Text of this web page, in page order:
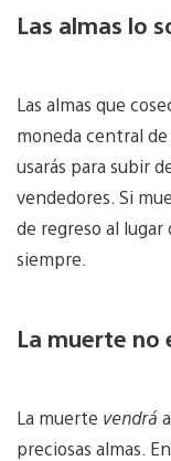
Las almas lo
Las almas que
moneda central
usarás para subir
vendedores. Si
de regreso al lugar
siempre.
La muerte no
La muerte vendrá
preciosas almas.